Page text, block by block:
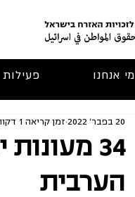
מי אנחנו פעילות
הערבית
20 בפבר׳ 2022 זמן קריאה 1 דקות